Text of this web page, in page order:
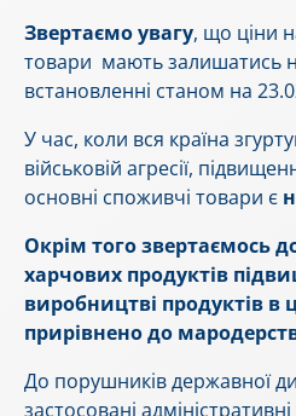
Звертаємо увагу, що ціни
товари мають залишатись
встановленні станом на
У час, коли вся країна
військовій агресії,
основні споживчі товари є
Окрім того звертаємось
харчових продуктів
виробництві продуктів в
прирівнено до
До порушників державної
застосовані